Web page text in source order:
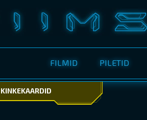
FILMID PILETID
KINKEKAARDID